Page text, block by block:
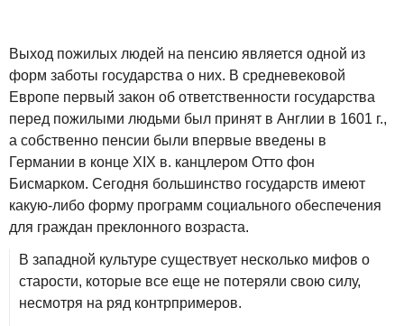
Выход пожилых людей на пенсию является одной из
форм заботы государства о них. В средневековой
Европе первый закон об ответственности государства
перед пожилыми людьми был принят в Англии в 1601 г.,
а собственно пенсии были впервые введены в
Германии в конце XIX в. канцлером Отто фон
Бисмарком. Сегодня большинство государств имеют
какую‑либо форму программ социального обеспечения
для граждан преклонного возраста.
В западной культуре существует несколько мифов о
старости, которые все еще не потеряли свою силу,
несмотря на ряд контрпримеров.